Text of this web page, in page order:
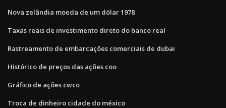
Nova zelândia moeda de um dólar 1978
Taxas reais de investimento direto do banco real
Rastreamento de embarcações comerciais de dubai
Histórico de preços das ações coo
Gráfico de ações cwco
Troca de dinheiro cidade do méxico